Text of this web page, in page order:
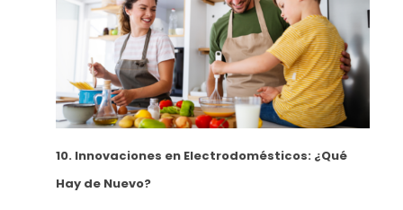
10. Innovaciones en Electrodomésticos: ¿Qué
Hay de Nuevo?